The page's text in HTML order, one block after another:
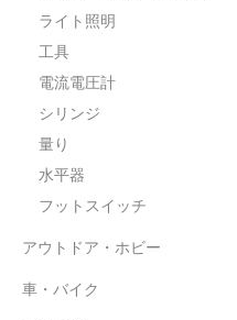
ライト照明
工具
電流電圧計
シリンジ
量り
水平器
フットスイッチ
アウトドア・ホビー
車・バイク